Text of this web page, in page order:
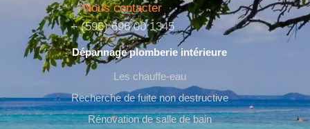
Nous contacter
+ (596) 696 00 1345
Dépannage plomberie intérieure
Les chauffe-eau
Recherche de fuite non destructive
Rénovation de salle de bain